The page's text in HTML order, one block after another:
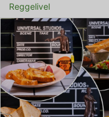
Reggelivel